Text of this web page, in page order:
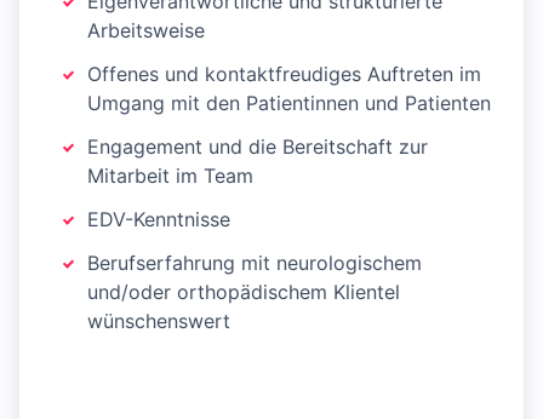
Arbeitsweise
Offenes und kontaktfreudiges Auftreten im
Umgang mit den Patientinnen und Patienten
Engagement und die Bereitschaft zur
Mitarbeit im Team
EDV-Kenntnisse
Berufserfahrung mit neurologischem
und/oder orthopädischem Klientel
wünschenswert